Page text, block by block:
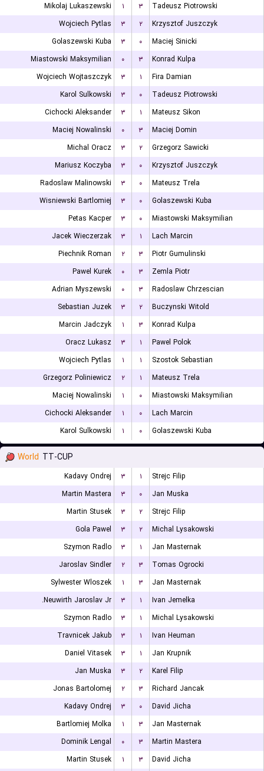
Mikolaj Lukaszewski
۱ ۳
Tadeusz Piotrowski
Wojciech Pytlas
۳ ۲
Krzysztof Juszczyk
Golaszewski Kuba
۳ ۰
Maciej Sinicki
Miastowski Maksymilian
۰ ۳
Konrad Kulpa
Wojciech Wojtaszczyk
۳ ۱
Fira Damian
Karol Sulkowski
۳ ۰
Tadeusz Piotrowski
Cichocki Aleksander
۳ ۱
Mateusz Sikon
Maciej Nowalinski
۰ ۳
Maciej Domin
Michal Oracz
۳ ۲
Grzegorz Sawicki
Mariusz Koczyba
۳ ۰
Krzysztof Juszczyk
Radoslaw Malinowski
۳ ۰
Mateusz Trela
Wisniewski Bartlomiej
۳ ۰
Golaszewski Kuba
Petas Kacper
۳ ۰
Miastowski Maksymilian
Jacek Wieczerzak
۳ ۱
Lach Marcin
Piechnik Roman
۲ ۳
Piotr Gumulinski
Pawel Kurek
۰ ۳
Zemla Piotr
Adrian Myszewski
۰ ۳
Radoslaw Chrzescian
Sebastian Juzek
۳ ۲
Buczynski Witold
Marcin Jadczyk
۱ ۳
Konrad Kulpa
Oracz Lukasz
۳ ۱
Pawel Polok
Wojciech Pytlas
۱ ۱
Szostok Sebastian
Grzegorz Poliniewicz
۲ ۱
Mateusz Trela
Maciej Nowalinski
۱ ۰
Miastowski Maksymilian
Cichocki Aleksander
۱ ۰
Lach Marcin
Karol Sulkowski
۱ ۰ Golaszewski Kuba
World TT-CUP
Kadavy Ondrej ۳ ۱
Strejc Filip
Martin Mastera
۳ ۰
Jan Muska
Martin Stusek
۳ ۲
Strejc Filip
Gola Pawel
۳ ۲
Michal Lysakowski
Szymon Radlo
۳ ۱
Jan Masternak
Jaroslav Sindler
۲ ۳
Tomas Ogrocki
Sylwester Wloszek
۱ ۳
Jan Masternak
Neuwirth Jaroslav Jr.
۳ ۱
Ivan Jemelka
Szymon Radlo
۳ ۱
Michal Lysakowski
Travnicek Jakub
۳ ۱
Ivan Heuman
Daniel Vitasek
۳ ۱
Jan Krupnik
Jan Muska
۳ ۲
Karel Filip
Jonas Bartolomej
۲ ۳
Richard Jancak
Kadavy Ondrej
۳ ۰
David Jicha
Bartlomiej Molka
۱ ۳
Jan Masternak
Dominik Lengal
۰ ۳
Martin Mastera
Martin Stusek
۱ ۳
David Jicha